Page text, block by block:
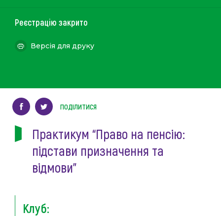
Практикум “Право на пенсію:
підстави призначення та
відмови”
Клуб:
Реєстрацію закрито
Версія для друку
ПОДІЛИТИСЯ